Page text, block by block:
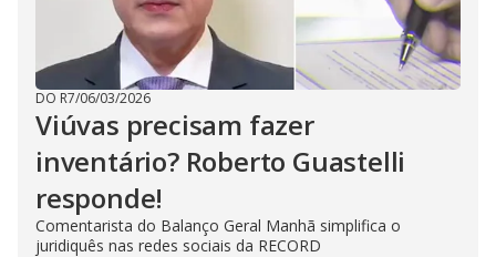
DO R7/06/03/2026
Viúvas precisam fazer
inventário? Roberto Guastelli
responde!
Comentarista do Balanço Geral Manhã simplifica o
juridiquês nas redes sociais da RECORD